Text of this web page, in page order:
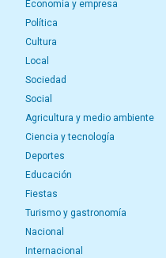
Economía y empresa
Política
Cultura
Local
Sociedad
Social
Agricultura y medio ambiente
Ciencia y tecnología
Deportes
Educación
Fiestas
Turismo y gastronomía
Nacional
Internacional